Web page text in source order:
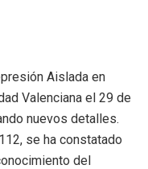
Aislada en
Valenciana el 29 de
nuevos detalles.
se ha constatado
del